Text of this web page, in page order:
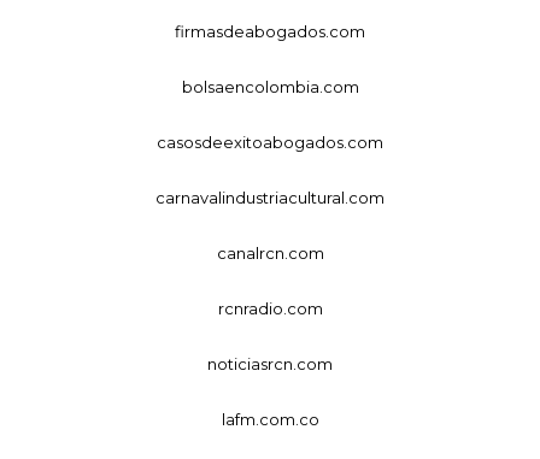
firmasdeabogados.com
bolsaencolombia.com
casosdeexitoabogados.com
carnavalindustriacultural.com
canalrcn.com
rcnradio.com
noticiasrcn.com
lafm.com.co